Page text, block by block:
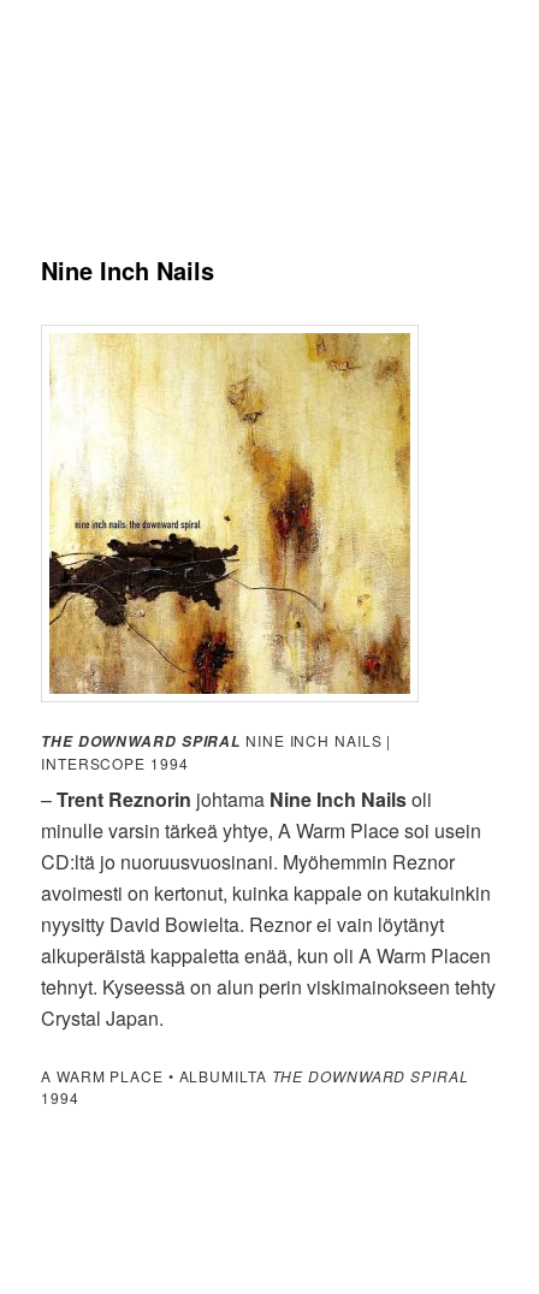
Nine Inch Nails
THE DOWNWARD SPIRAL NINE INCH NAILS |
INTERSCOPE 1994
–Trent Reznorin johtama Nine Inch Nailsoli
minulle varsin tärkeä yhtye, A Warm Place soi usein
CD:ltä jo nuoruusvuosinani. Myöhemmin Reznor
avoimesti on kertonut, kuinka kappale on kutakuinkin
nyysitty David Bowielta. Reznor ei vain löytänyt
alkuperäistä kappaletta enää, kun oli A Warm Placen
tehnyt. Kyseessä on alun perin viskimainokseen tehty
Crystal Japan.
A WARM PLACE • ALBUMILTA THE DOWNWARD SPIRAL
1994